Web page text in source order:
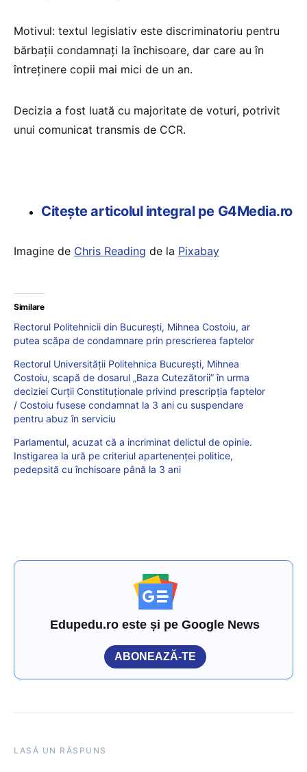
Motivul: textul legislativ este discriminatoriu pentru
bărbații condamnați la închisoare, dar care au în
întreținere copii mai mici de un an.
Decizia a fost luată cu majoritate de voturi, potrivit
unui comunicat transmis de CCR.
Citește articolul integral pe G4Media.ro
Imagine de Chris Reading de la Pixabay
Similare
Rectorul Politehnicii din Bucureşti, Mihnea Costoiu, ar
putea scăpa de condamnare prin prescrierea faptelor
Rectorul Universității Politehnica București, Mihnea
Costoiu, scapă de dosarul „Baza Cutezătorii” în urma
deciziei Curții Constituționale privind prescripția faptelor
/ Costoiu fusese condamnat la 3 ani cu suspendare
pentru abuz în serviciu
Parlamentul, acuzat că a incriminat delictul de opinie.
Instigarea la ură pe criteriul apartenenței politice,
pedepsită cu închisoare până la 3 ani
Edupedu.ro este și pe Google News
ABONEAZĂ-TE
LASĂ UN RĂSPUNS